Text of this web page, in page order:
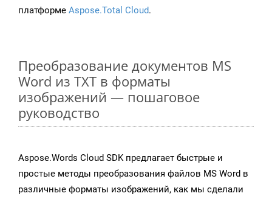
платформе Aspose.Total Cloud.
Преобразование документов MS
Word из TXT в форматы
изображений — пошаговое
руководство
Aspose.Words Cloud SDK предлагает быстрые и
простые методы преобразования файлов MS Word в
различные форматы изображений, как мы сделали